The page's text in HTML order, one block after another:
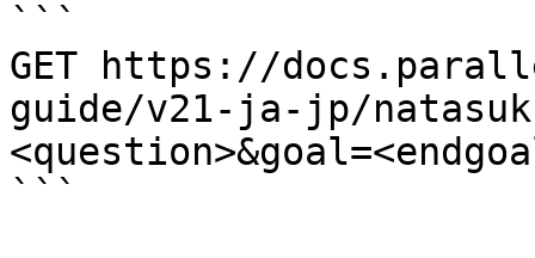
```
GET https://
guide/v21-ja-jp/
```